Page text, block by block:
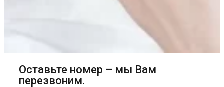
Оставьте номер – мы Вам
перезвоним.